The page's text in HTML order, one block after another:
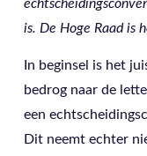
is. De Hoge Raad is
In beginsel is het
bedrog naar de
een
Dit neemt echter